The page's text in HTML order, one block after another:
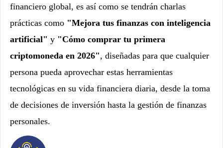
financiero global, es así como se tendrán charlas
prácticas como "Mejora tus finanzas con inteligencia
artificial" y "Cómo comprar tu primera
criptomoneda en 2026", diseñadas para que cualquier
persona pueda aprovechar estas herramientas
tecnológicas en su vida financiera diaria, desde la toma
de decisiones de inversión hasta la gestión de finanzas
personales.